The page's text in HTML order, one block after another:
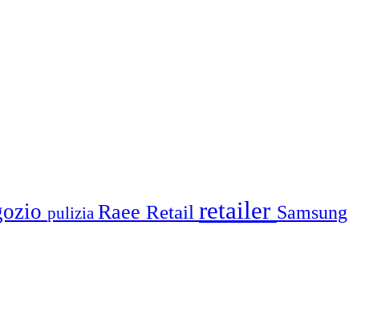
pulizia Raee Retail retailer Samsung